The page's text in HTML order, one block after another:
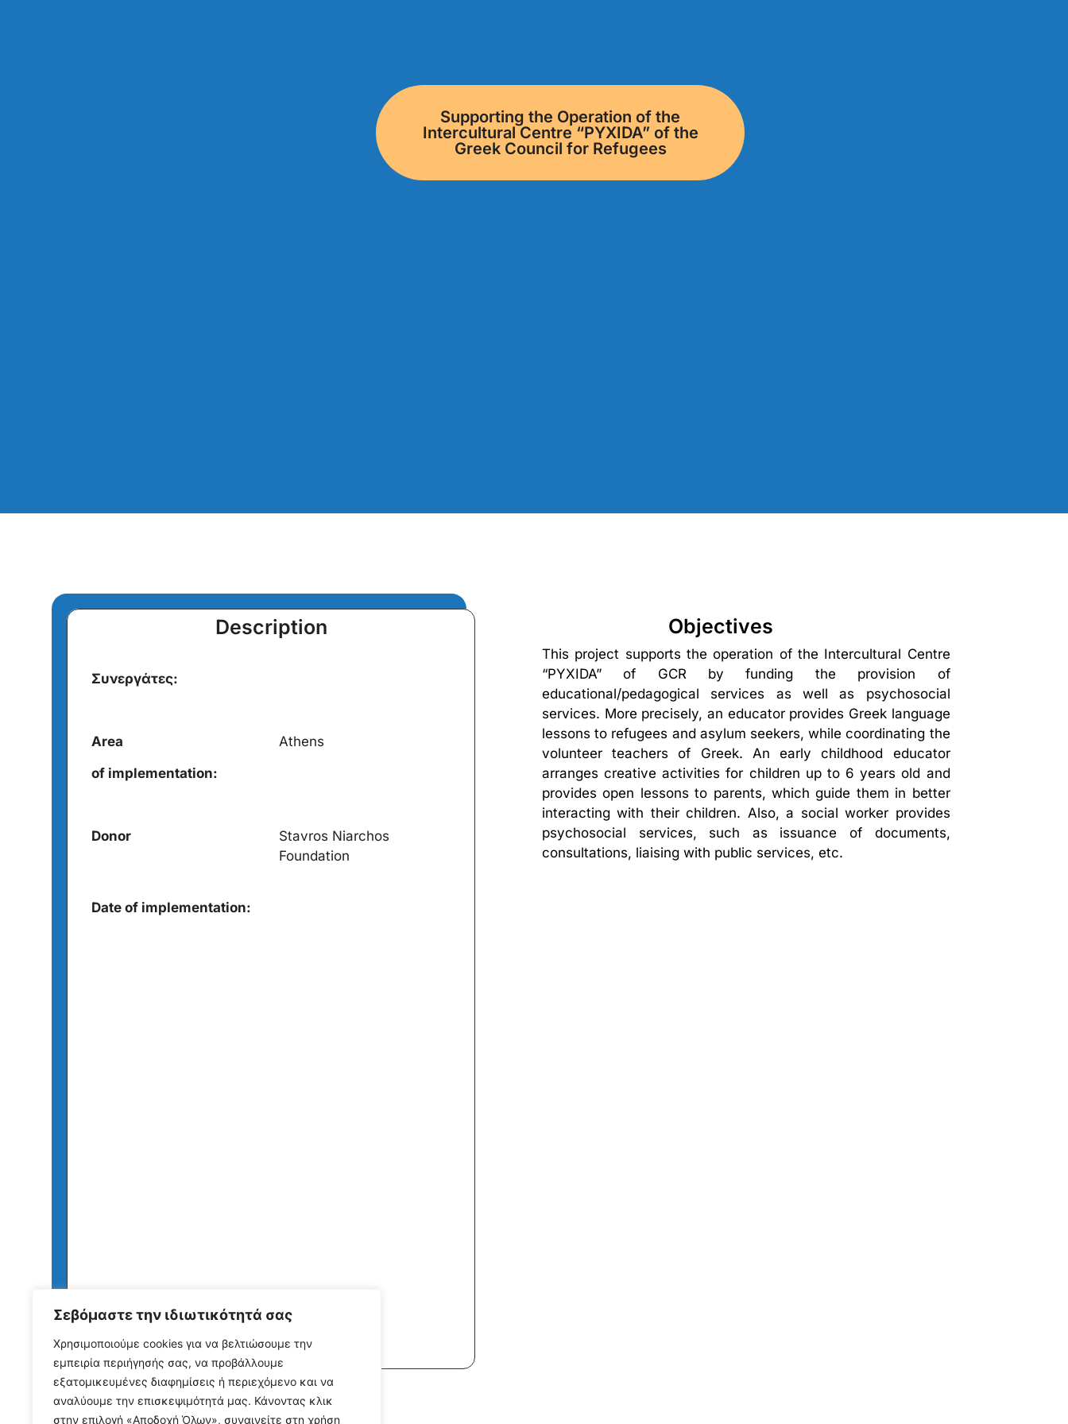
Σεβόμαστε την ιδιωτικότητά σας
Χρησιμοποιούμε cookies για να βελτιώσουμε την
εμπειρία περιήγησής σας, να προβάλλουμε
εξατομικευμένες διαφημίσεις ή περιεχόμενο και να
αναλύουμε την επισκεψιμότητά μας. Κάνοντας κλικ
στην επιλογή «Αποδοχή Όλων», συναινείτε στη χρήση
Supporting the Operation of the
Intercultural Centre “PYXIDA” of the
Greek Council for Refugees
Description
Συνεργάτες:
Area
of implementation:
Athens
Donor
Stavros Niarchos
Foundation
Date of implementation:
Objectives
This project supports the operation of the Intercultural Centre
“PYXIDA” of GCR by funding the provision of
educational/pedagogical services as well as psychosocial
services. More precisely, an educator provides Greek language
lessons to refugees and asylum seekers, while coordinating the
volunteer teachers of Greek. An early childhood educator
arranges creative activities for children up to 6 years old and
provides open lessons to parents, which guide them in better
interacting with their children. Also, a social worker provides
psychosocial services, such as issuance of documents,
consultations, liaising with public services, etc.